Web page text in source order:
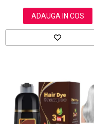
ADAUGA IN COS